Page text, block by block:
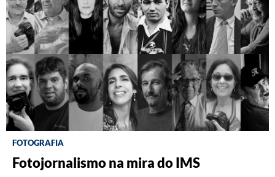
FOTOGRAFIA
Fotojornalismo na mira do IMS
FOTOGRAFIA
Coreia, 1951